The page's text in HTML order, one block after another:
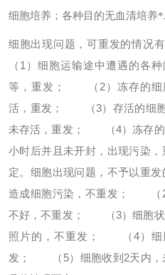
细胞培养；各种目的无血清培养
细胞出现问题，可重发的情况
（1）细胞运输途中遭遇的各
等，重发；
（2）冻存的细
活，重发；
（3）存活的细胞
未存活，重发；
（4）冻存的
小时后并且未开封，出现污染，
定。 细胞出现问题，不予以重发
造成细胞污染，不重发；
（2
不好，不重发；
（3）细胞状
照片的，不重发；
（4）细胞
发；
（5）细胞收到2天内，